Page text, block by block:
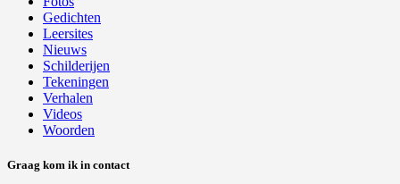
Gedichten
Leersites
Nieuws
Schilderijen
Tekeningen
Verhalen
Videos
Woorden
Graag kom ik in contact